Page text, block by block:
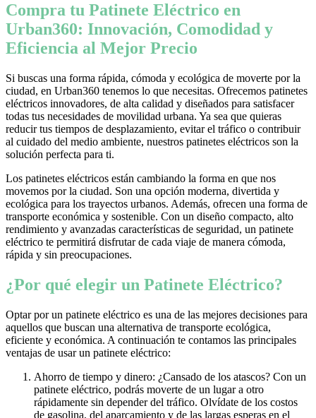
Compra tu Patinete Eléctrico en
Urban360: Innovación, Comodidad y
Eficiencia al Mejor Precio
Si buscas una forma rápida, cómoda y ecológica de moverte por la
ciudad, en Urban360 tenemos lo que necesitas. Ofrecemos patinetes
eléctricos innovadores, de alta calidad y diseñados para satisfacer
todas tus necesidades de movilidad urbana. Ya sea que quieras
reducir tus tiempos de desplazamiento, evitar el tráfico o contribuir
al cuidado del medio ambiente, nuestros patinetes eléctricos son la
solución perfecta para ti.
Los patinetes eléctricos están cambiando la forma en que nos
movemos por la ciudad. Son una opción moderna, divertida y
ecológica para los trayectos urbanos. Además, ofrecen una forma de
transporte económica y sostenible. Con un diseño compacto, alto
rendimiento y avanzadas características de seguridad, un patinete
eléctrico te permitirá disfrutar de cada viaje de manera cómoda,
rápida y sin preocupaciones.
¿Por qué elegir un Patinete Eléctrico?
Optar por un patinete eléctrico es una de las mejores decisiones para
aquellos que buscan una alternativa de transporte ecológica,
eficiente y económica. A continuación te contamos las principales
ventajas de usar un patinete eléctrico:
Ahorro de tiempo y dinero: ¿Cansado de los atascos? Con un
patinete eléctrico, podrás moverte de un lugar a otro
rápidamente sin depender del tráfico. Olvídate de los costos
de gasolina, del aparcamiento y de las largas esperas en el